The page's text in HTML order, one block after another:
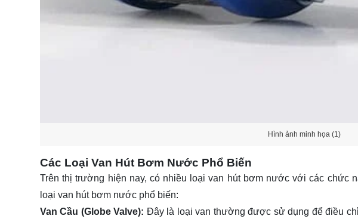
Hình ảnh minh họa (1)
Các Loại Van Hút Bơm Nước Phổ Biến
Trên thị trường hiện nay, có nhiều loại van hút bơm nước với các chức
loại van hút bơm nước phổ biến:
Van Cầu (Globe Valve): Đây là loại van thường được sử dụng để điều